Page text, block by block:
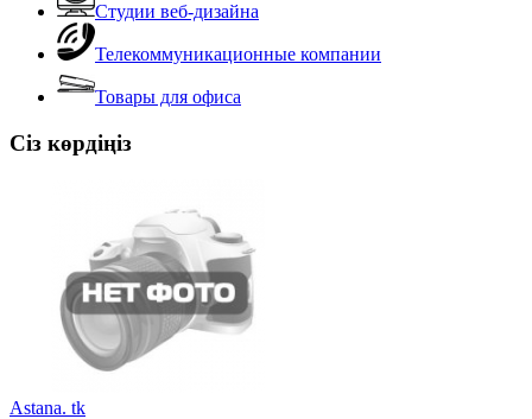
Студии веб-дизайна
Телекоммуникационные компании
Товары для офиса
Сіз көрдіңіз
Astana. tk